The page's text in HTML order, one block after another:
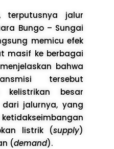
terputusnya jalur
Bungo – Sungai
memicu efek
masif ke berbagai
bahwa
tersebut
kelistrikan besar
dari jalurnya, yang
listrik (supply)
(demand).